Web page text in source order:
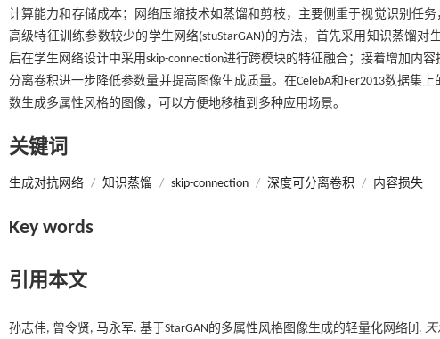
计算能力和存储成本；网络压缩技术如蒸馏和剪枝，主要侧重于视觉识别任
高级特征训练参数较少的学生网络(stuStarGAN)的方法，首先采用知识蒸馏
后在学生网络设计中采用skip-connection进行跨模块的特征融合；接着增加内
分离卷积进一步降低参数量并提高图像生成质量。在CelebA和Fer2013数据集
数生成多属性风格的图像，可以方便地移植到多种应用场景。
关键词
生成对抗网络 / 知识蒸馏 / skip-connection / 深度可分离卷积 / 内容损失
Key words
引用本文
孙志伟, 曾令贤, 马永军. 基于StarGAN的多属性风格图像生成的轻量化网络[J]. 天